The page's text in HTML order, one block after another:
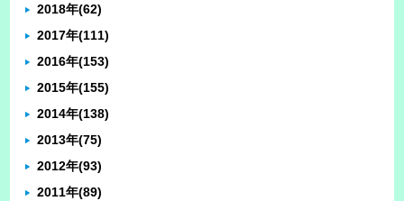
2018年(62)
2017年(111)
2016年(153)
2015年(155)
2014年(138)
2013年(75)
2012年(93)
2011年(89)